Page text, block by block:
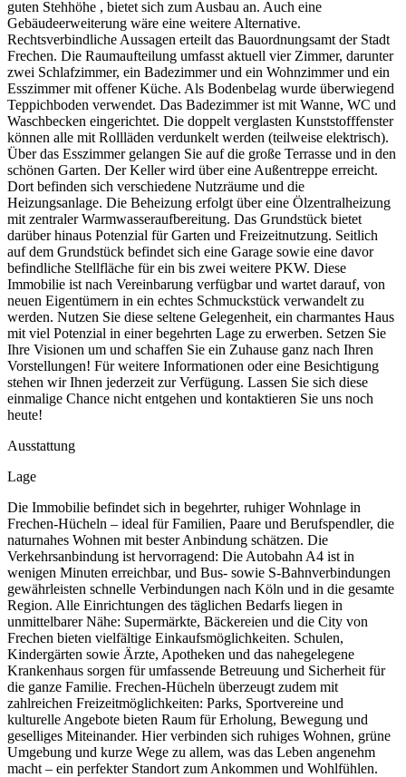
guten Stehhöhe , bietet sich zum Ausbau an. Auch eine
Gebäudeerweiterung wäre eine weitere Alternative.
Rechtsverbindliche Aussagen erteilt das Bauordnungsamt der Stadt
Frechen. Die Raumaufteilung umfasst aktuell vier Zimmer, darunter
zwei Schlafzimmer, ein Badezimmer und ein Wohnzimmer und ein
Esszimmer mit offener Küche. Als Bodenbelag wurde überwiegend
Teppichboden verwendet. Das Badezimmer ist mit Wanne, WC und
Waschbecken eingerichtet. Die doppelt verglasten Kunststofffenster
können alle mit Rollläden verdunkelt werden (teilweise elektrisch).
Über das Esszimmer gelangen Sie auf die große Terrasse und in den
schönen Garten. Der Keller wird über eine Außentreppe erreicht.
Dort befinden sich verschiedene Nutzräume und die
Heizungsanlage. Die Beheizung erfolgt über eine Ölzentralheizung
mit zentraler Warmwasseraufbereitung. Das Grundstück bietet
darüber hinaus Potenzial für Garten und Freizeitnutzung. Seitlich
auf dem Grundstück befindet sich eine Garage sowie eine davor
befindliche Stellfläche für ein bis zwei weitere PKW. Diese
Immobilie ist nach Vereinbarung verfügbar und wartet darauf, von
neuen Eigentümern in ein echtes Schmuckstück verwandelt zu
werden. Nutzen Sie diese seltene Gelegenheit, ein charmantes Haus
mit viel Potenzial in einer begehrten Lage zu erwerben. Setzen Sie
Ihre Visionen um und schaffen Sie ein Zuhause ganz nach Ihren
Vorstellungen! Für weitere Informationen oder eine Besichtigung
stehen wir Ihnen jederzeit zur Verfügung. Lassen Sie sich diese
einmalige Chance nicht entgehen und kontaktieren Sie uns noch
heute!
Ausstattung
Lage
Die Immobilie befindet sich in begehrter, ruhiger Wohnlage in
Frechen-Hücheln – ideal für Familien, Paare und Berufspendler, die
naturnahes Wohnen mit bester Anbindung schätzen. Die
Verkehrsanbindung ist hervorragend: Die Autobahn A4 ist in
wenigen Minuten erreichbar, und Bus- sowie S-Bahnverbindungen
gewährleisten schnelle Verbindungen nach Köln und in die gesamte
Region. Alle Einrichtungen des täglichen Bedarfs liegen in
unmittelbarer Nähe: Supermärkte, Bäckereien und die City von
Frechen bieten vielfältige Einkaufsmöglichkeiten. Schulen,
Kindergärten sowie Ärzte, Apotheken und das nahegelegene
Krankenhaus sorgen für umfassende Betreuung und Sicherheit für
die ganze Familie. Frechen-Hücheln überzeugt zudem mit
zahlreichen Freizeitmöglichkeiten: Parks, Sportvereine und
kulturelle Angebote bieten Raum für Erholung, Bewegung und
geselliges Miteinander. Hier verbinden sich ruhiges Wohnen, grüne
Umgebung und kurze Wege zu allem, was das Leben angenehm
macht – ein perfekter Standort zum Ankommen und Wohlfühlen.